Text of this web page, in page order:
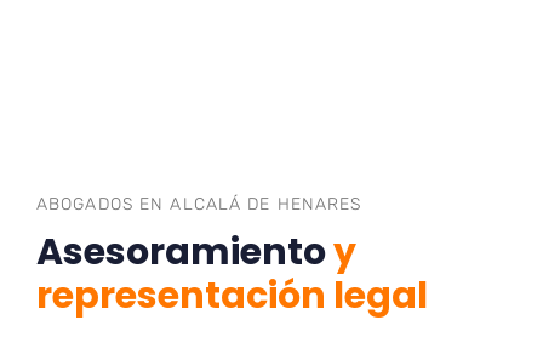
ABOGADOS EN ALCALÁ DE HENARES
Asesoramientoy
representación legal